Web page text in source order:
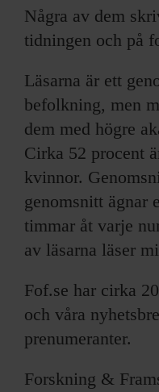
ÄMNEN
ARKIV & E-
LYSSNA/PODD
EVENEMANG &
KONTAKTA F&F
Några av dem
tidningen och på
Läsarna är ett
befolkning, men
dem med högre
Cirka 52 procent
kvinnor.
genomsnitt ägnar
timmar åt varje
av läsarna läser
Fof.se har cirka
och våra
prenumeranter.
Forskning &